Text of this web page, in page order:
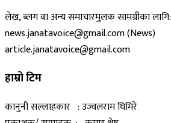
लेख, ब्लग वा अन्य समाचारमुलक सामग्रीका लागि:
news.janatavoice@gmail.com (News)
article.janatavoice@gmail.com
हाम्रो टिम
कानुनी सल्लाहकार : उज्वलराम घिमिरे